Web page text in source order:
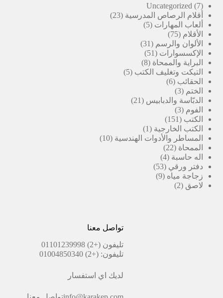
Uncategorized
7
7
منتجات
أقلام الرصاص المدرسية 23
23
ألعاب المهارات 5
5
الأقلام 75
75
منتج
الألوان والرسم 31
31
الإكسسوارات 51
51
منتج
البراية والممحاة 8
8
منتجاتالتيكت وتغليف الكتب 5
5
الحقائب 6
6
الختم 3
3
منتجات
الدبّاسة والدبابيس 21
21
الفوم 3
3
منتجات
الكتب 151
151
منتج
الكتب الخارجية 1
منتج
المساطر والأدوات الهندسية 10
10
الممحاة 22
22
منتج
اله حاسبة 4
4
منتجات
دفتر ورقي 53
53
منتج
زجاجة مياه 9
9
لاصق 2
2
تواصل معنا
تليفون(+2) 01101239998
تليفون: (+2) 01004850340
لديك اي استفسار